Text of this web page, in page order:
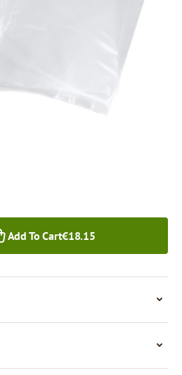
a pickup point.
Add To Cart€18.15